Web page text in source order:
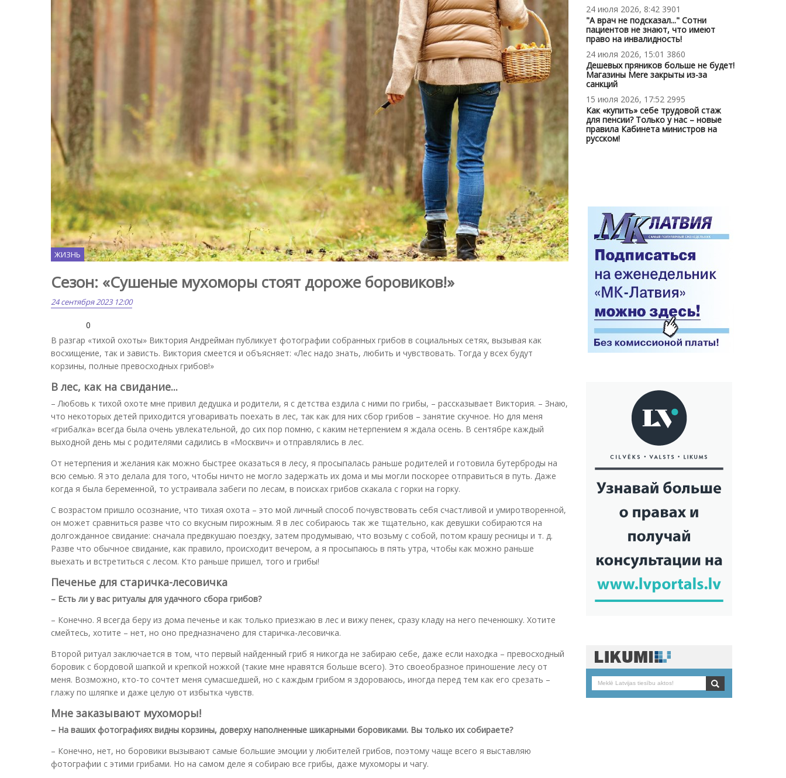
ЖИЗНЬ
Сезон: «Сушеные мухоморы стоят дороже боровиков!»
24 сентября 2023 12:00
0
В разгар «тихой охоты» Виктория Андрейман публикует фотографии собранных грибов в социальных сетях, вызывая как
восхищение, так и зависть. Виктория смеется и объясняет: «Лес надо знать, любить и чувствовать. Тогда у всех будут
корзины, полные превосходных грибов!»
В лес, как на свидание...
– Любовь к тихой охоте мне привил дедушка и родители, я с детства ездила с ними по грибы, – рассказывает Виктория. – Знаю,
что некоторых детей приходится уговаривать поехать в лес, так как для них сбор грибов – занятие скучное. Но для меня
«грибалка» всегда была очень увлекательной, до сих пор помню, с каким нетерпением я ждала осень. В сентябре каждый
выходной день мы с родителями садились в «Москвич» и отправлялись в лес.
От нетерпения и желания как можно быстрее оказаться в лесу, я просыпалась раньше родителей и готовила бутерброды на
всю семью. Я это делала для того, чтобы ничто не могло задержать их дома и мы могли поскорее отправиться в путь. Даже
когда я была беременной, то устраивала забеги по лесам, в поисках грибов скакала с горки на горку.
С возрастом пришло осознание, что тихая охота – это мой личный способ почувствовать себя счастливой и умиротворенной,
он может сравниться разве что со вкусным пирожным. Я в лес собираюсь так же тщательно, как девушки собираются на
долгожданное свидание: сначала предвкушаю поездку, затем продумываю, что возьму с собой, потом крашу ресницы и т. д.
Разве что обычное свидание, как правило, происходит вечером, а я просыпаюсь в пять утра, чтобы как можно раньше
выехать и встретиться с лесом. Кто раньше пришел, того и грибы!
Печенье для старичка-лесовичка
– Есть ли у вас ритуалы для удачного сбора грибов?
– Конечно. Я всегда беру из дома печенье и как только приезжаю в лес и вижу пенек, сразу кладу на него печенюшку. Хотите
смейтесь, хотите – нет, но оно предназначено для старичка-лесовичка.
Второй ритуал заключается в том, что первый найденный гриб я никогда не забираю себе, даже если находка – превосходный
боровик с бордовой шапкой и крепкой ножкой (такие мне нравятся больше всего). Это своеобразное приношение лесу от
меня. Возможно, кто-то сочтет меня сумасшедшей, но с каждым грибом я здороваюсь, иногда перед тем как его срезать –
глажу по шляпке и даже целую от избытка чувств.
Мне заказывают мухоморы!
– На ваших фотографиях видны корзины, доверху наполненные шикарными боровиками. Вы только их собираете?
– Конечно, нет, но боровики вызывают самые большие эмоции у любителей грибов, поэтому чаще всего я выставляю
фотографии с этими грибами. Но на самом деле я собираю все грибы, даже мухоморы и чагу.
24 июля 2026, 8:42 3901
"А врач не подсказал..." Сотни
пациентов не знают, что имеют
право на инвалидность!
24 июля 2026, 15:01 3860
Дешевых пряников больше не будет!
Магазины Mere закрыты из-за
санкций
15 июля 2026, 17:52 2995
Как «купить» себе трудовой стаж
для пенсии? Только у нас – новые
правила Кабинета министров на
русском!